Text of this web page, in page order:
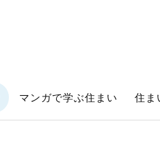
マンガで学ぶ住まい 住ま